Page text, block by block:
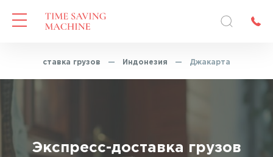
доставка грузов — Индонезия — Джакарта
Экспресс-доставка грузов